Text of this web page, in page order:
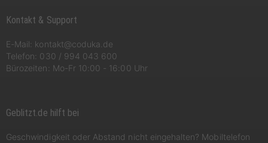
Kontakt & Support
E-Mail: kontakt@coduka.de
Telefon: 030 / 994 043 600
Bürozeiten: Mo-Fr 10:00 - 16:00 Uhr
Geblitzt.de hilft bei
Geschwindigkeit oder Abstand nicht eingehalten? Mobiltelefon